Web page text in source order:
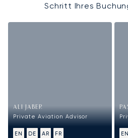
Schritt Ihres
ALI JABER
Private Aviation Advisor
EN DE AR FR EN